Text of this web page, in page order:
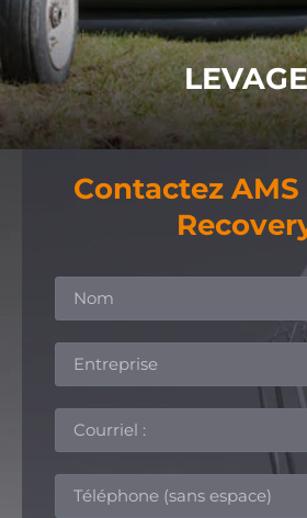
LEVAGE
POUR EN SAVOIR
Contactez